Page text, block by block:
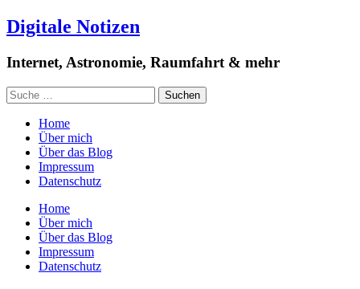
Digitale Notizen
Internet, Astronomie, Raumfahrt & mehr
Home
Über mich
Über das Blog
Impressum
Datenschutz
Home
Über mich
Über das Blog
Impressum
Datenschutz